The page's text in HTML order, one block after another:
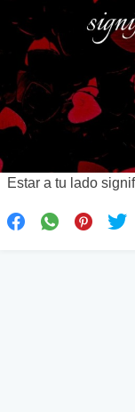
Estar a tu lado